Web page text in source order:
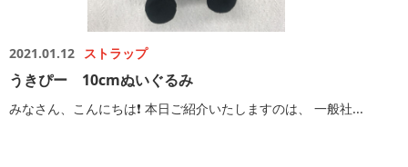
2021.01.12 ストラップ
うきぴー 10cmぬいぐるみ
みなさん、こんにちは❗️ 本日ご紹介いたしますのは、 一般社...